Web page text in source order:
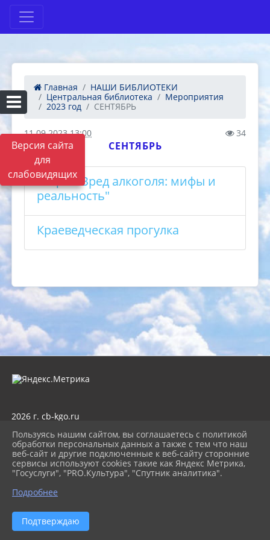
Версия сайта
для
слабовидящих
Главная
НАШИ БИБЛИОТЕКИ
Центральная библиотека
Мероприятия
2023 год
СЕНТЯБРЬ
11.09.2023 13:00 34
СЕНТЯБРЬ
Акция "Вред алкоголя: мифы и
реальность"
Краеведческая прогулка
2026 г. cb-kgo.ru
Карта сайта
Политика обработки персональных данных
Сделано на KubCMS
Разработка и поддержка
Пользуясь нашим сайтом, вы соглашаетесь с политикой
обработки персональных данных а также с тем что наш
веб-сайт и другие подключенные к веб-сайту сторонние
сервисы используют cookies такие как Яндекс Метрика,
"Госуслуги", "PRO.Культура", "Спутник аналитика".
Подробнее
Подтверждаю